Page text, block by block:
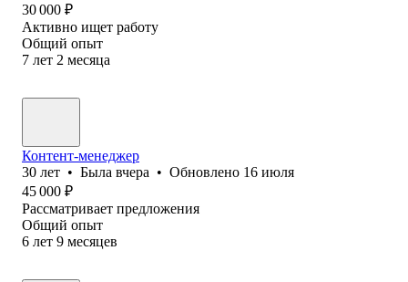
30 000 ₽
Активно ищет работу
Общий опыт
7 лет 2 месяца
Контент-менеджер
30 лет • Была вчера • Обновлено 16 июля
45 000 ₽
Рассматривает предложения
Общий опыт
6 лет 9 месяцев